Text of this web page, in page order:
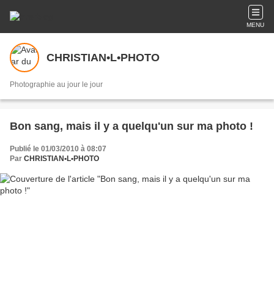
MENU
CHRISTIAN•L•PHOTO
Photographie au jour le jour
Bon sang, mais il y a quelqu'un sur ma photo !
Publié le 01/03/2010 à 08:07
Par CHRISTIAN•L•PHOTO